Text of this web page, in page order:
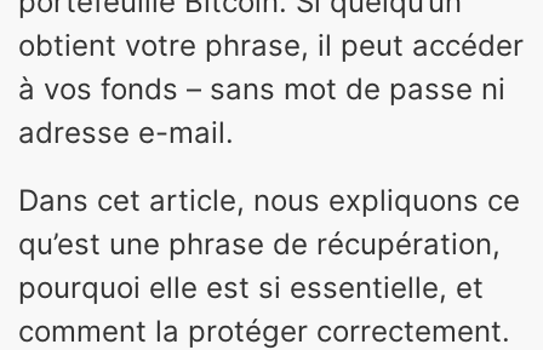
obtient votre phrase, il peut accéder
à vos fonds – sans mot de passe ni
adresse e-mail.
Dans cet article, nous expliquons ce
qu’est une phrase de récupération,
pourquoi elle est si essentielle, et
comment la protéger correctement.